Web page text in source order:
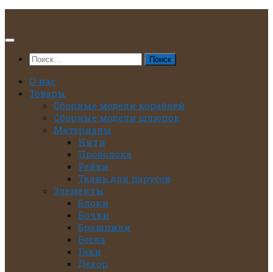
содержимому
Найти:
О нас
Товары
Сборные модели кораблей
Сборные модели шлюпок
Материалы
Нити
Проволока
Рейки
Ткань для парусов
Элементы
Блоки
Бочки
Брашпили
Весла
Гаки
Декор